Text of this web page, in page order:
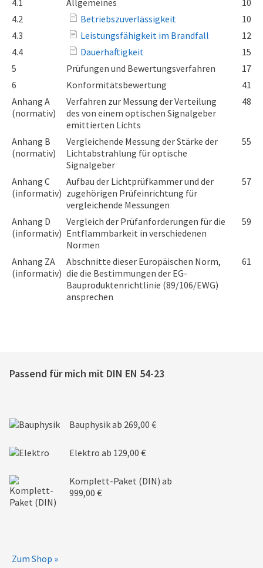
4.1
Allgemeines
10
4.2
Betriebszuverlässigkeit
10
4.3
Leistungsfähigkeit im Brandfall
12
4.4
Dauerhaftigkeit
15
5
Prüfungen und Bewertungsverfahren
17
6
Konformitätsbewertung
41
Anhang A
(normativ)
Verfahren zur Messung der Verteilung
des von einem optischen Signalgeber
emittierten Lichts
48
Anhang B
(normativ)
Vergleichende Messung der Stärke der
Lichtabstrahlung für optische
Signalgeber
55
Anhang C
(informativ)
Aufbau der Lichtprüfkammer und der
zugehörigen Prüfeinrichtung für
vergleichende Messungen
57
Anhang D
(informativ)
Vergleich der Prüfanforderungen für die
Entflammbarkeit in verschiedenen
Normen
59
Anhang ZA
(informativ)
Abschnitte dieser Europäischen Norm,
die die Bestimmungen der EG-
Bauproduktenrichtlinie (89/106/EWG)
ansprechen
61
Passend für mich mit DIN EN 54-23
Bauphysikab 269,00 €
Elektro ab 129,00 €
Komplett-Paket (DIN) ab
999,00 €
Zum Shop »